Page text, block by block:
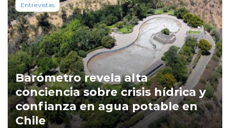
Entrevistas
Barómetro revela alta
conciencia sobre crisis hídrica y
confianza en agua potable en
Chile